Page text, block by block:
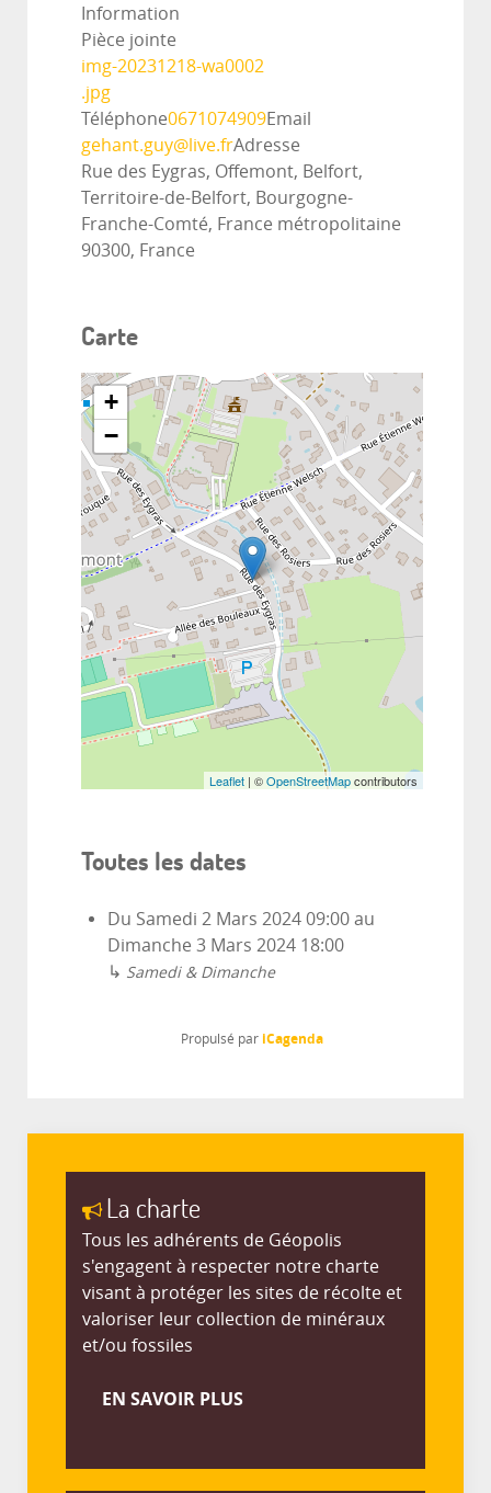
Information
Pièce jointe
img-20231218-wa0002
.jpg
Téléphone0671074909Email
gehant.guy@live.frAdresse
Rue des Eygras, Offemont, Belfort,
Territoire-de-Belfort, Bourgogne-
Franche-Comté, France métropolitaine
90300, France
Carte
+
−
Leaflet | ©OpenStreetMapcontributors
Toutes les dates
Du Samedi 2 Mars 2024 09:00 au
Dimanche 3 Mars 2024 18:00
↳ Samedi & Dimanche
Propulsé par iCagenda
La charte
Tous les adhérents de Géopolis
s'engagent à respecter notre charte
visant à protéger les sites de récolte et
valoriser leur collection de minéraux
et/ou fossiles
EN SAVOIR PLUS